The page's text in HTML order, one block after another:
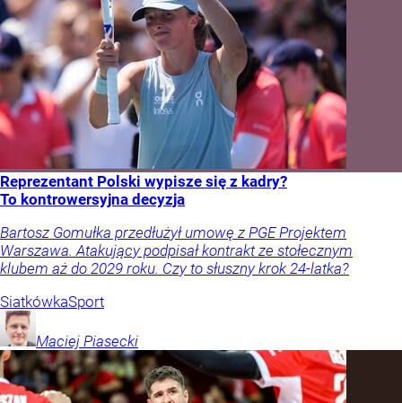
Reprezentant Polski wypisze się z kadry?
To kontrowersyjna decyzja
Bartosz Gomułka przedłużył umowę z PGE Projektem
Warszawa. Atakujący podpisał kontrakt ze stołecznym
klubem aż do 2029 roku. Czy to słuszny krok 24-latka?
SiatkówkaSport
Maciej Piasecki